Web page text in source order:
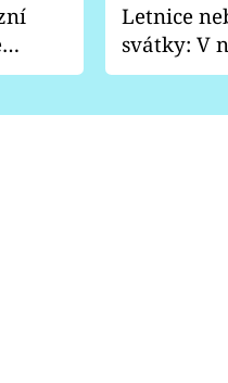
Letnice
svátky: V
pondělí